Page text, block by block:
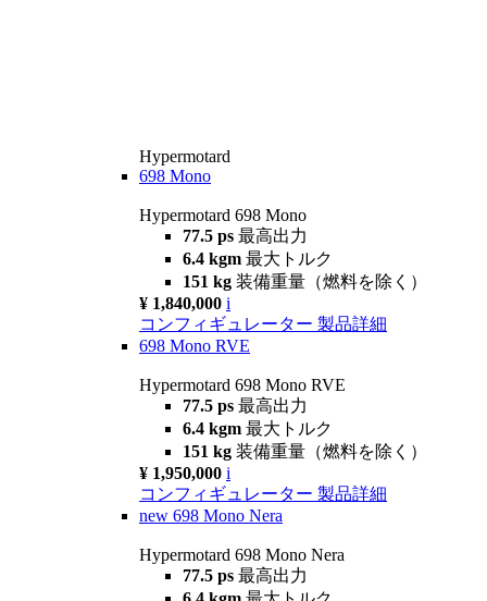
Hypermotard
698 Mono
Hypermotard 698 Mono
77.5 ps 最高出力
6.4 kgm 最大トルク
151 kg 装備重量（燃料を除く）
¥ 1,840,000 i
コンフィギュレーター 製品詳細
698 Mono RVE
Hypermotard 698 Mono RVE
77.5 ps 最高出力
6.4 kgm 最大トルク
151 kg 装備重量（燃料を除く）
¥ 1,950,000 i
コンフィギュレーター 製品詳細
new 698 Mono Nera
Hypermotard 698 Mono Nera
77.5 ps 最高出力